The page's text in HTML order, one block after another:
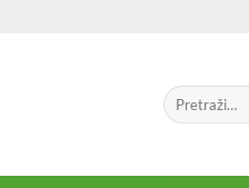
Pretraga
za: